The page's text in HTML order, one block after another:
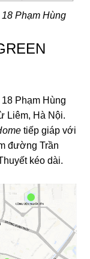
Phạm Hùng
Phạm Hùng
Liêm, Hà Nội.
tiếp giáp với
đường Trần
kéo dài.